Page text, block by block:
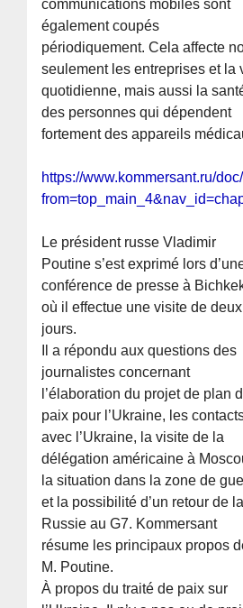
communications mobiles sont
également coupés
périodiquement. Cela affecte
seulement les entreprises et la
quotidienne, mais aussi la
des personnes qui dépendent
fortement des appareils
https://www.kommersant.ru/doc/
Le président russe Vladimir
Poutine s’est exprimé lors
conférence de presse à
où il effectue une visite de deux
jours.
Il a répondu aux questions des
journalistes concernant
l’élaboration du projet de plan
paix pour l’Ukraine, les
avec l’Ukraine, la visite de la
délégation américaine à
la situation dans la zone de
et la possibilité d’un retour de la
Russie au G7. Kommersant
résume les principaux propos
M. Poutine.
À propos du traité de paix sur